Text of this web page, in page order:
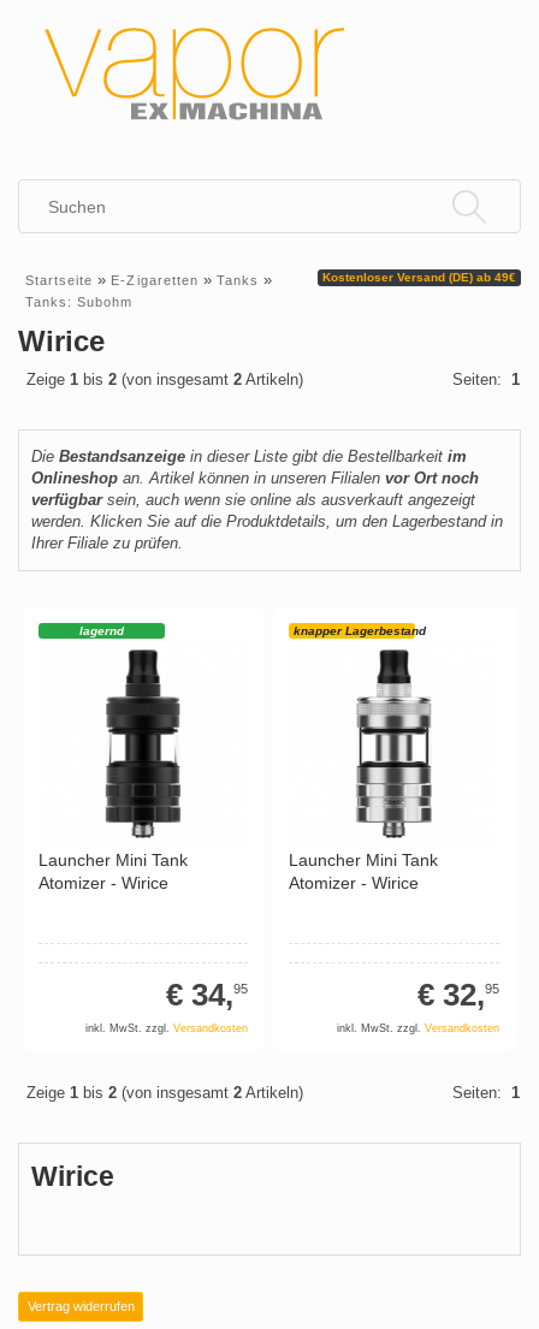
Kostenloser Versand (DE) ab 49€
Startseite » E-Zigaretten » Tanks »
Tanks: Subohm
Vertrag widerrufen
Wirice
Zeige 1 bis 2 (von insgesamt 2 Artikeln) Seiten: 1
Die Bestandsanzeige in dieser Liste gibt die Bestellbarkeit im
Onlineshop an. Artikel können in unseren Filialen vor Ort noch
verfügbarsein, auch wenn sie online als ausverkauft angezeigt
werden. Klicken Sie auf die Produktdetails, um den Lagerbestand in
Ihrer Filiale zu prüfen.
lagernd
Launcher Mini Tank
Atomizer - Wirice
€ 34,95
inkl. MwSt. zzgl.Versandkosten
knapper Lagerbestand
Launcher Mini Tank
Atomizer - Wirice
€ 32,95
inkl. MwSt. zzgl. Versandkosten
Zeige 1 bis 2 (von insgesamt 2 Artikeln) Seiten: 1
Wirice